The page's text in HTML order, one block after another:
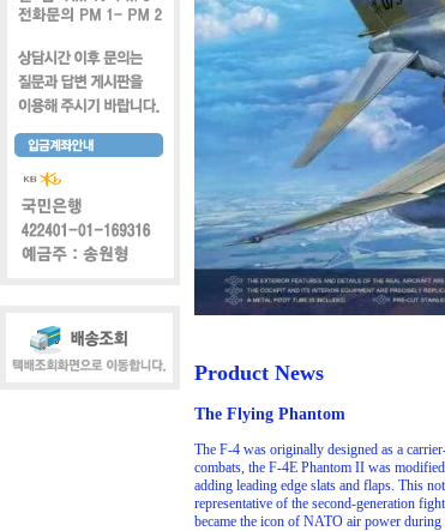
Product News
The Flying Phantom
The F-4 was originally designed as a
combats, the F-4E Phantom II was
adding leading edge slats and flaps. This
representative of the second-generation
became the icon of NATO air power during